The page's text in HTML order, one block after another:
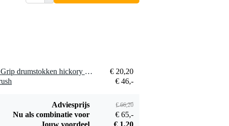
1 x Vic Firth 7AVG Vic Grip drumstokken hickory 7A met houten tip
€ 20,20
€ 46,-
Adviesprijs € 66,20
Nu als combinatie voor
€ 65,-